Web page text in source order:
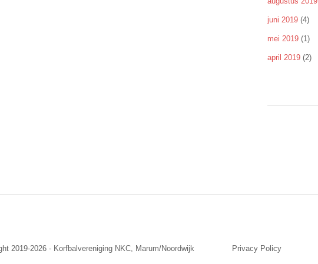
juni 2019 (4)
mei 2019 (1)
april 2019 (2)
2019-2026 - Korfbalvereniging NKC, Marum/Noordwijk Privacy Policy